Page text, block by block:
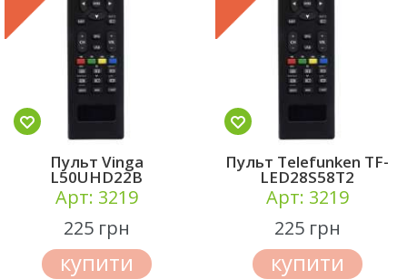
Пульт Vinga
L50UHD22B
Арт: 3219
225 грн
купити
Пульт Telefunken TF-
LED28S58T2
Арт: 3219
225 грн
купити